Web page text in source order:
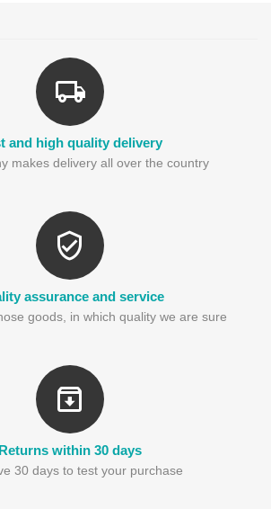
and high quality delivery
makes delivery all over the country
assurance and service
goods, in which quality we are sure
Returns within 30 days
30 days to test your purchase